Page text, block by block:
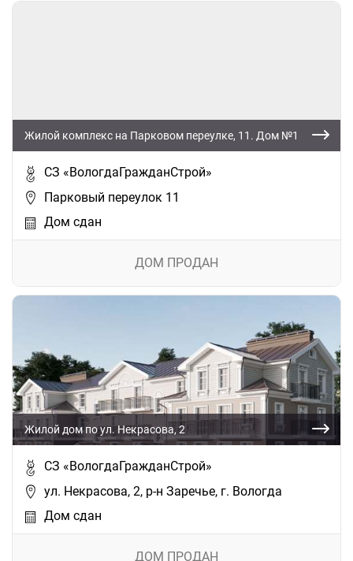
Жилой комплекс на Парковом переулке, 11. Дом №1
СЗ «ВологдаГражданСтрой»
Парковый переулок 11
Дом сдан
ДОМ ПРОДАН
Жилой дом по ул. Некрасова, 2
СЗ «ВологдаГражданСтрой»
ул. Некрасова, 2, р-н Заречье, г. Вологда
Дом сдан
ДОМ ПРОДАН